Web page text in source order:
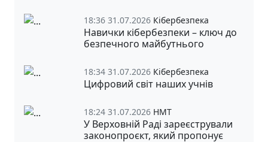
18:36 31.07.2026 Кібербезпека
Навички кібербезпеки – ключ до
безпечного майбутнього
18:34 31.07.2026 Кібербезпека
Цифровий світ наших учнів
18:24 31.07.2026 НМТ
У Верховній Раді зареєстрували
законопроєкт, який пропонує